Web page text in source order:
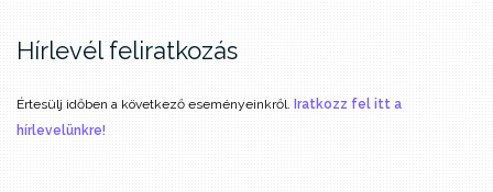
Hírlevél feliratkozás
Értesülj időben a következő eseményeinkről. Iratkozz fel itt a
hírlevelünkre!